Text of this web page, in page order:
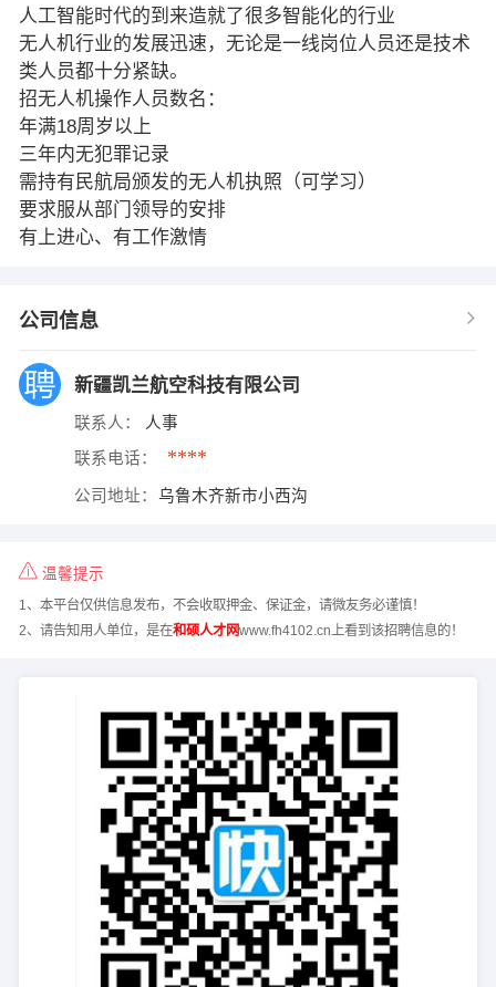
人工智能时代的到来造就了很多智能化的行业
无人机行业的发展迅速，无论是一线岗位人员还是技术
类人员都十分紧缺。
招无人机操作人员数名：
年满18周岁以上
三年内无犯罪记录
需持有民航局颁发的无人机执照（可学习）
要求服从部门领导的安排
有上进心、有工作激情
公司信息
新疆凯兰航空科技有限公司
联系人： 人事
联系电话： ****
公司地址： 乌鲁木齐新市小西沟
温馨提示
1、本平台仅供信息发布，不会收取押金、保证金，请微友务必谨慎！
2、请告知用人单位，是在和硕人才网www.fh4102.cn上看到该招聘信息的！